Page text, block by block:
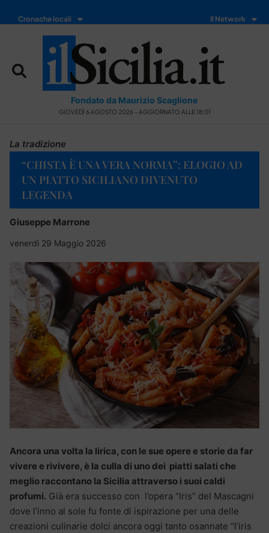
Cronache locali Il Network
Fondato da Maurizio Scaglione
GIOVEDÌ 6 AGOSTO 2026 - AGGIORNATO ALLE 18:01
La tradizione
“CHISTA È UNA VERA NORMA”: ELOGIO AD
UN PIATTO SICILIANO DIVENUTO
LEGENDA
Giuseppe Marrone
venerdì 29 Maggio 2026
Ancora una volta la lirica, con le sue opere e storie da far
vivere e rivivere, è la culla di uno dei piatti salati che
meglio raccontano la Sicilia attraverso i suoi caldi
profumi. Già era successo con l’opera “Iris” del Mascagni
dove l’inno al sole fu fonte di ispirazione per una delle
creazioni culinarie dolci ancora oggi tanto osannate “l’iris